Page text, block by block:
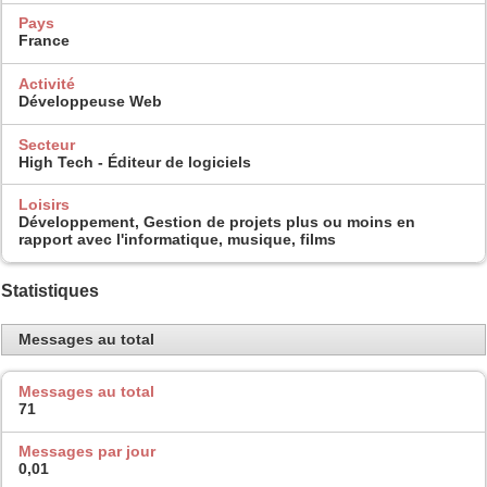
Pays
France
Activité
Développeuse Web
Secteur
High Tech - Éditeur de logiciels
Loisirs
Développement, Gestion de projets plus ou moins en
rapport avec l'informatique, musique, films
Statistiques
Messages au total
Messages au total
71
Messages par jour
0,01